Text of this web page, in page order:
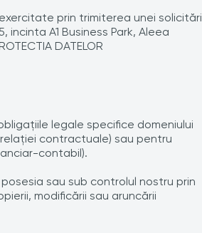
prin trimiterea unei solicitări
A1 Business Park, Aleea
DATELOR
legale specifice domeniului
contractuale) sau pentru
contabil).
sau sub controlul nostru prin
modificării sau aruncării